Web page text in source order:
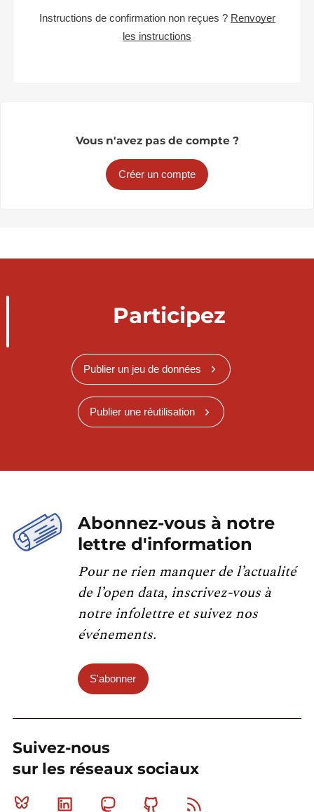
Instructions de confirmation non reçues ? Renvoyer
les instructions
Vous n'avez pas de compte ?
Créer un compte
Participez
Publier un jeu de données
Publier une réutilisation
Abonnez-vous à notre
lettre d'information
Pour ne rien manquer de l’actualité
de l’open data, inscrivez-vous à
notre infolettre et suivez nos
événements.
S'abonner
Suivez-nous
sur les réseaux sociaux
Bluesky Linkedin MastodonGithub